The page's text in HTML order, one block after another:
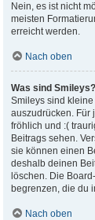
Nein, es ist nicht
meisten
erreicht werden.
Nach oben
Was sind Smileys?
Smileys sind
auszudrücken. Für
fröhlich und :(
Beitrags sehen.
sie können einen
deshalb deinen
löschen. Die
begrenzen, die du
Nach oben